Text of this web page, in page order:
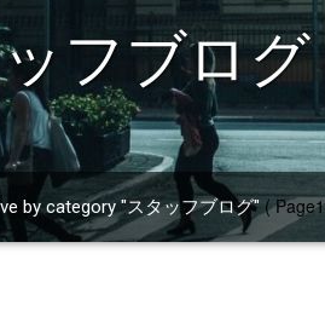
フブログ
by category "スタッフブログ" (